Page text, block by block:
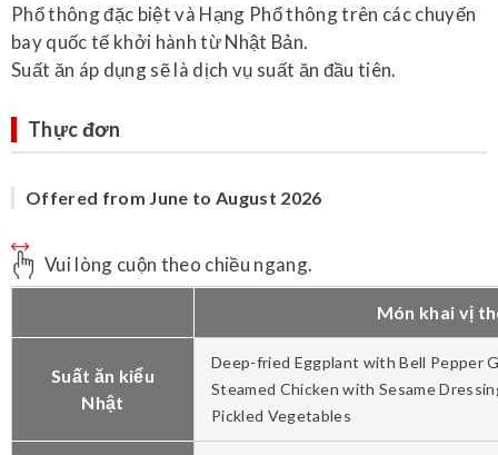
Phổ thông đặc biệt và Hạng Phổ thông trên các chuyến
bay quốc tế khởi hành từ Nhật Bản.
Suất ăn áp dụng sẽ là dịch vụ suất ăn đầu tiên.
Thực đơn
Offered from June to August 2026
Vui lòng cuộn theo chiều ngang.
Món khai vị
Suất ăn kiểu
Nhật
Deep-fried Eggplant with Bell Pepper
Steamed Chicken with Sesame
Pickled Vegetables